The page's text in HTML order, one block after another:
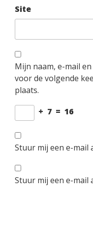
Site
Mijn naam, e-mail
voor de volgende
plaats.
+ 7 = 16
Stuur mij een e-mail
Stuur mij een e-mail